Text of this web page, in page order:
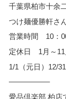
千葉県柏市十余
つけ麺優勝軒さ
営業時間 10：
定休日 1月～11
1/1（元日）12/
—————–
愛品倶楽部 柏店